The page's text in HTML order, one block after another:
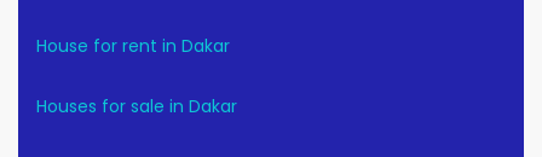
House for rent in Dakar
Houses for sale in Dakar